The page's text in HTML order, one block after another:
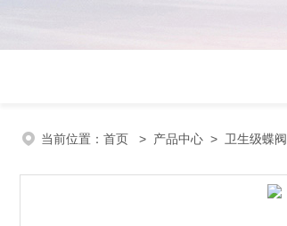
当前位置： 首页 > 产品中心 > 卫生级蝶阀